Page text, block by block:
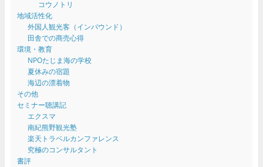
コウノトリ
地域活性化
外国人観光客（インバウンド）
田舎での商売心得
環境・教育
NPOたじま海の学校
夏休みの宿題
海辺の漂着物
その他
セミナー聴講記
エクスマ
南紀熊野観光塾
楽天トラベルカンファレンス
究極のコンサルタント
書評